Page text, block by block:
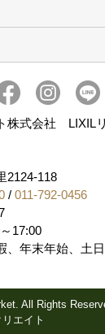
(2)
シー
ンス
株式会社 LIXIL
2124-118
/ 011-792-0456
17:00
、年末年始、土
All Rights
エイト